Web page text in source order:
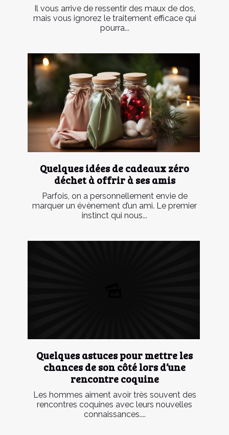
Il vous arrive de ressentir des maux de dos,
mais vous ignorez le traitement efficace qui
pourra...
Quelques idées de cadeaux zéro
déchet à offrir à ses amis
Parfois, on a personnellement envie de
marquer un évènement d’un ami. Le premier
instinct qui nous...
Quelques astuces pour mettre les
chances de son côté lors d’une
rencontre coquine
Les hommes aiment avoir très souvent des
rencontres coquines avec leurs nouvelles
connaissances....